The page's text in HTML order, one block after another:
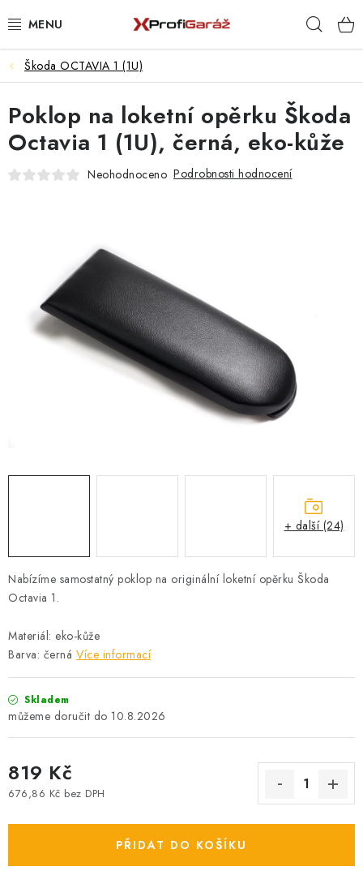
na
REALIZACE & ŘEŠENÍ
AKCE A NOVINKY
VYBAVENÍ PNEUSERVISU
ČIŠTĚNÍ A MYTÍ
PROFI PORADNA
Cookies
Ochrana osobních údajú
Jak funguje Zásilkovna?
LICENCE K FOTOGRAFIÍM
Doplňkové služby Profigaráž.cz
Škoda OCTAVIA 1 (1U)
Nabízíme samostatný poklop na originální loketní opěrku Škoda
Octavia 1.
Materiál: eko-kůže
Barva: černá Více informací
Skladem
10.8.2026
819 Kč
676,86 Kč bez DPH
PŘIDAT DO KOŠÍKU
Poklop na loketní opěrku Škoda
Octavia 1 (1U), černá, eko-kůže
Neohodnoceno Podrobnosti hodnocení
+ další (24)